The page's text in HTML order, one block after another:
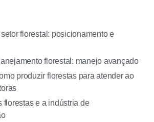
florestal: posicionamento e
florestal: manejo avançado
produzir florestas para atender ao
florestas e a indústria de